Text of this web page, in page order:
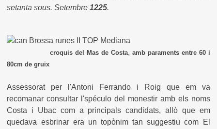
setanta sous. Setembre1225.
croquis del Mas de Costa, amb paraments entre 60 i
80cm de gruix
Assessorat per l'Antoni Ferrando i Roig que em va
recomanar consultar l'spéculo del monestir amb els noms
Costa i Ubac com a principals candidats, allò que em
quedava esbrinar era un topònim tan suggestiu com El